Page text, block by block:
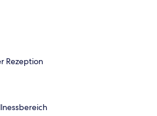
Rezeption